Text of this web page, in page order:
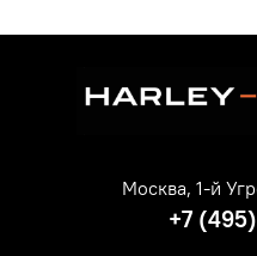
Москва, 1-й
+7